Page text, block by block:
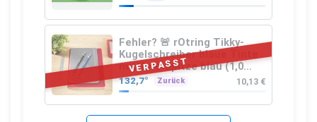
VERPASST
Fehler? 🚨 rOtring Tikky-
Kugelschreiber blaue Tinte
mittlere Spitze blau (1,0
mm – 12 Stück)
132,7° Zurück 10,13 €